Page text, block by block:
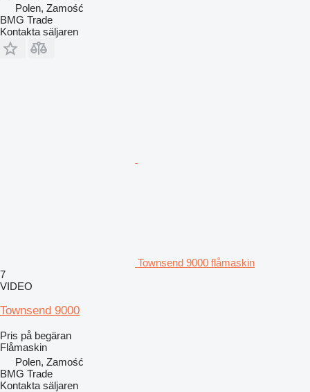
Polen, Zamość
BMG Trade
Kontakta säljaren
Townsend 9000 flåmaskin
7
VIDEO
Townsend 9000
Pris på begäran
Flåmaskin
Polen, Zamość
BMG Trade
Kontakta säljaren